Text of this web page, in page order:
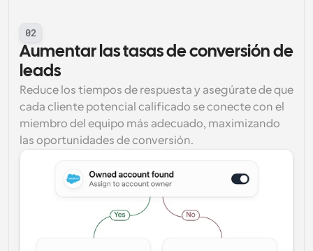
02
Aumentar las tasas de conversión de
leads
Reduce los tiempos de respuesta y asegúrate de que
cada cliente potencial calificado se conecte con el
miembro del equipo más adecuado, maximizando
las oportunidades de conversión.